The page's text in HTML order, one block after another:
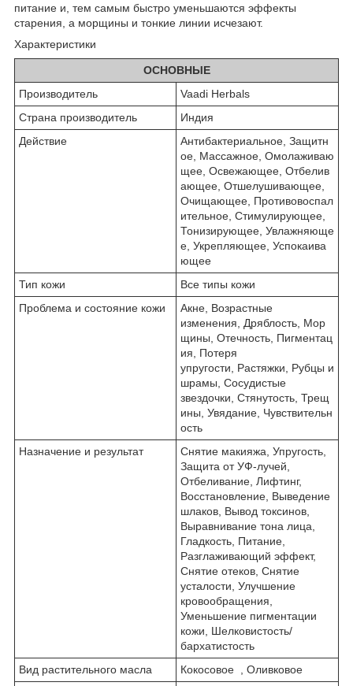
питание и, тем самым быстро уменьшаются эффекты
старения, а морщины и тонкие линии исчезают.
Характеристики
ОСНОВНЫЕ
Производитель
Vaadi Herbals
Страна производитель
Индия
Действие
Антибактериальное, Защитн
ое, Массажное, Омолаживаю
щее, Освежающее, Отбелив
ающее, Отшелушивающее,
Очищающее, Противовоспал
ительное, Стимулирующее,
Тонизирующее, Увлажняюще
е, Укрепляющее, Успокаива
ющее
Тип кожи
Все типы кожи
Проблема и состояние кожи
Акне, Возрастные
изменения, Дряблость, Мор
щины, Отечность, Пигментац
ия, Потеря
упругости, Растяжки, Рубцы и
шрамы, Сосудистые
звездочки, Стянутость, Трещ
ины, Увядание, Чувствительн
ость
Назначение и результат
Снятие макияжа, Упругость,
Защита от УФ-лучей,
Отбеливание, Лифтинг,
Восстановление, Выведение
шлаков, Вывод токсинов,
Выравнивание тона лица,
Гладкость, Питание,
Разглаживающий эффект,
Снятие отеков, Снятие
усталости, Улучшение
кровообращения,
Уменьшение пигментации
кожи, Шелковистость/
бархатистость
Вид растительного масла
Кокосовое , Оливковое